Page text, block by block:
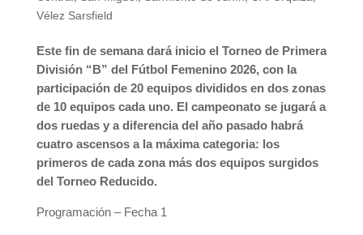
Vélez Sarsfield
Este fin de semana dará inicio el Torneo de Primera
División “B” del Fútbol Femenino 2026, con la
participación de 20 equipos divididos en dos zonas
de 10 equipos cada uno. El campeonato se jugará a
dos ruedas y a diferencia del año pasado habrá
cuatro ascensos a la máxima categoria: los
primeros de cada zona más dos equipos surgidos
del Torneo Reducido.
Programación – Fecha 1